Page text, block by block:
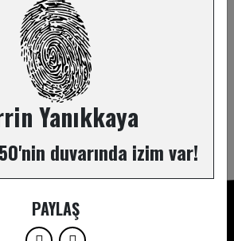
Yanıkkaya
duvarında izim var!
PAYLAŞ